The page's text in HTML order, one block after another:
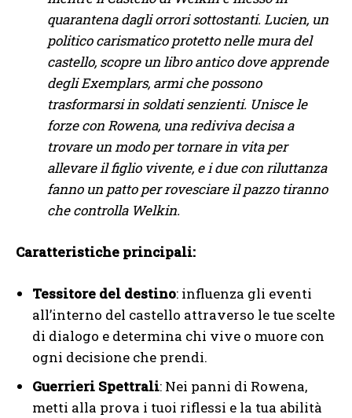
quarantena dagli orrori sottostanti. Lucien, un
politico carismatico protetto nelle mura del
castello, scopre un libro antico dove apprende
degli Exemplars, armi che possono
trasformarsi in soldati senzienti. Unisce le
forze con Rowena, una rediviva decisa a
trovare un modo per tornare in vita per
allevare il figlio vivente, e i due con riluttanza
fanno un patto per rovesciare il pazzo tiranno
che controlla Welkin.
Caratteristiche principali:
Tessitore del destino: influenza gli eventi
all’interno del castello attraverso le tue scelte
di dialogo e determina chi vive o muore con
ogni decisione che prendi.
Guerrieri Spettrali: Nei panni di Rowena,
metti alla prova i tuoi riflessi e la tua abilità